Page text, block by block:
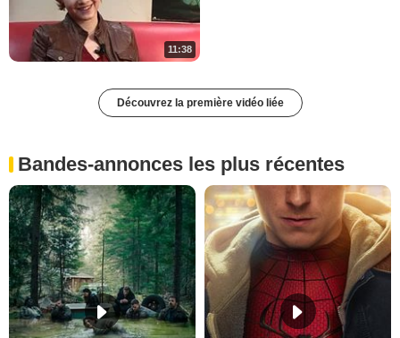
11:38
Découvrez la première vidéo liée
Bandes-annonces les plus récentes